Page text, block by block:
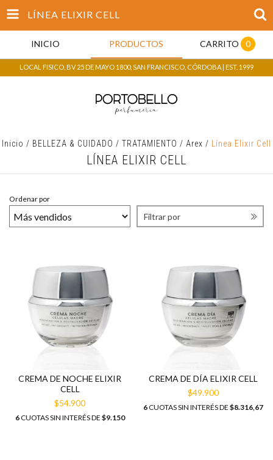
LÍNEA ELIXIR CELL
INICIO PRODUCTOS CARRITO 0
LOCAL FISICO, BV 25 DE MAYO 1800, SAN FRANCISCO, CÓRDOBA | EST. 1999
Inicio / BELLEZA & CUIDADO / TRATAMIENTO / Arex / Línea Elixir Cell
LÍNEA ELIXIR CELL
Ordenar por
Filtrar por
CREMA DE NOCHE ELIXIR
CELL
$54.900
6CUOTAS SIN INTERÉS DE $9.150
CREMA DE DÍA ELIXIR CELL
$49.900
6 CUOTAS SIN INTERÉS DE $8.316,67